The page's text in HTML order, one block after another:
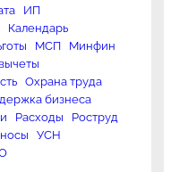
ИП
Календарь
МСП
Минфин
Охрана труда
бизнеса
Расходы
Роструд
УСН